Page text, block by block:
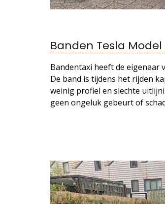
Banden Tesla Model
Bandentaxi heeft de eigenaar
De band is tijdens het rijden
weinig profiel en slechte
geen ongeluk gebeurt of